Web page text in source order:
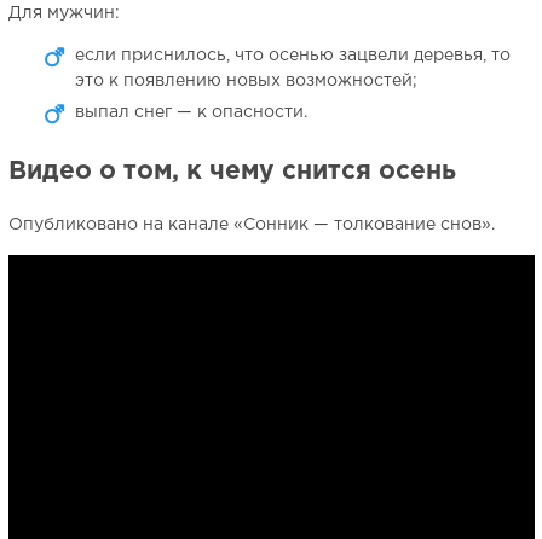
Для мужчин:
если приснилось, что осенью зацвели деревья, то
это к появлению новых возможностей;
выпал снег — к опасности.
Видео о том, к чему снится осень
Опубликовано на канале «Сонник — толкование снов».